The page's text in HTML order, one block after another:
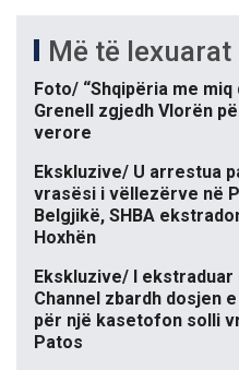
Më të lexuarat
Foto/ “Shqipëria me
Grenell zgjedh Vlorën
verore
Ekskluzive/ U arrestua
vrasësi i vëllezërve në
Belgjikë, SHBA
Hoxhën
Ekskluzive/ I ekstraduar
Channel zbardh dosjen
për një kasetofon solli
Patos